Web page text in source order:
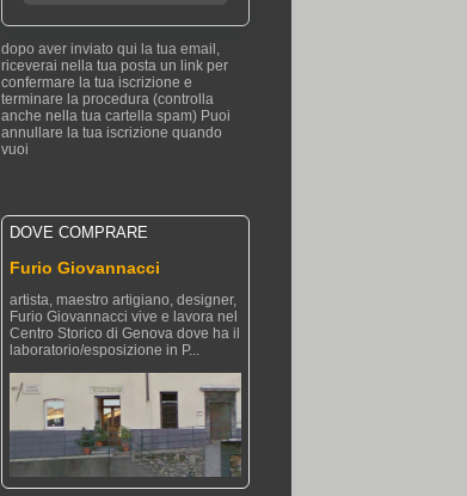
dopo aver inviato qui la tua email,
riceverai nella tua posta un link per
confermare la tua iscrizione e
terminare la procedura (controlla
anche nella tua cartella spam) Puoi
annullare la tua iscrizione quando
vuoi
DOVE COMPRARE
Furio Giovannacci
artista, maestro artigiano, designer,
Furio Giovannacci vive e lavora nel
Centro Storico di Genova dove ha il
laboratorio/esposizione in P...